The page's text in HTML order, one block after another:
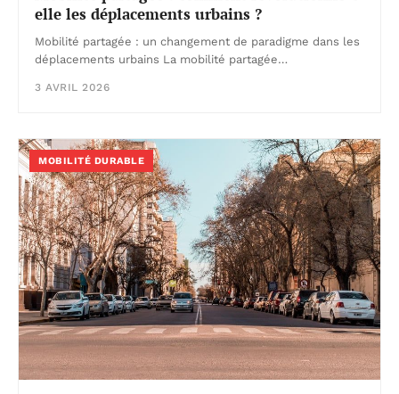
elle les déplacements urbains ?
Mobilité partagée : un changement de paradigme dans les
déplacements urbains La mobilité partagée…
3 AVRIL 2026
MOBILITÉ DURABLE